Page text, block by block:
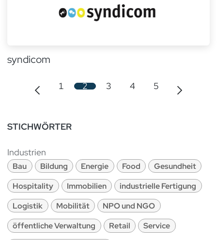
syndicom
1 2 3 4 5
STICHWÖRTER
Industrien
Bau Bildung Energie Food
Gesundheit
Hospitality
Immobilien
industrielle Fertigung
Logistik
Mobilität
NPO und NGO
öffentliche Verwaltung
Retail
Service